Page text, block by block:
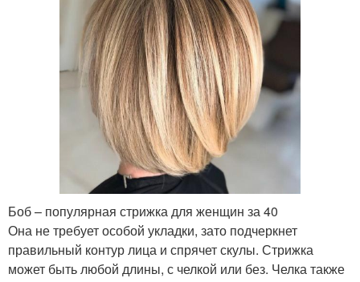
Боб – популярная стрижка для женщин за 40
Она не требует особой укладки, зато подчеркнет
правильный контур лица и спрячет скулы. Стрижка
может быть любой длины, с челкой или без. Челка также